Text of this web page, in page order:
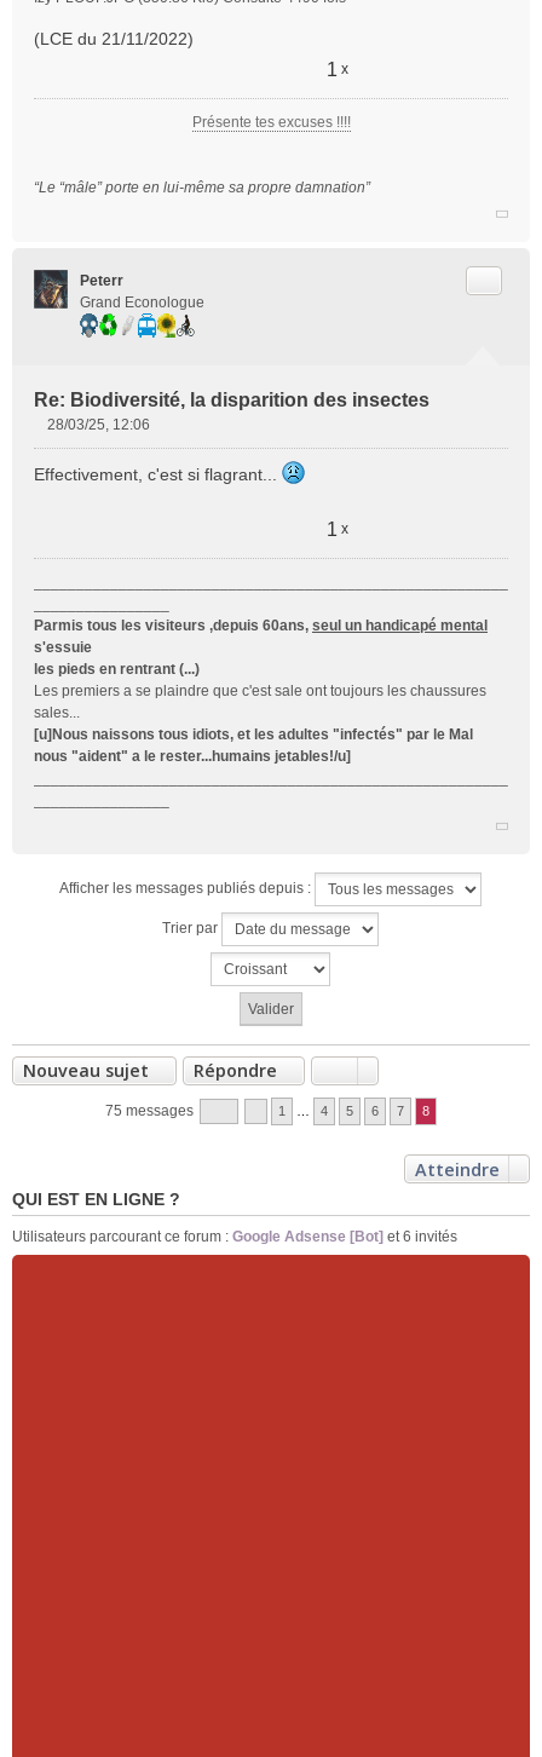
(LCE du 21/11/2022)
1 x
Présente tes excuses !!!!
“Le “mâle” porte en lui-même sa propre damnation”
Peterr
Grand Econologue
Re: Biodiversité, la disparition des insectes
s
n
o
28/03/25, 12:06
Effectivement, c'est si flagrant...
1 x
Parmis tous les visiteurs ,depuis 60ans, seul un handicapé mental
s'essuie
les pieds en rentrant (...)
Les premiers a se plaindre que c'est sale ont toujours les chaussures
sales...
[u]Nous naissons tous idiots, et les adultes "infectés" par le Mal
nous "aident" a le rester...humains jetables!/u]
Afficher les messages publiés depuis :
Trier par
Nouveau sujet Répondre
75 messages 1 4 5 6 7 8
Atteindre
QUI EST EN LIGNE ?
Utilisateurs parcourant ce forum : Google Adsense [Bot] et 6 invités